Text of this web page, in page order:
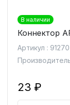
В наличии
Коннектор
Артикул : 91270
23 ₽